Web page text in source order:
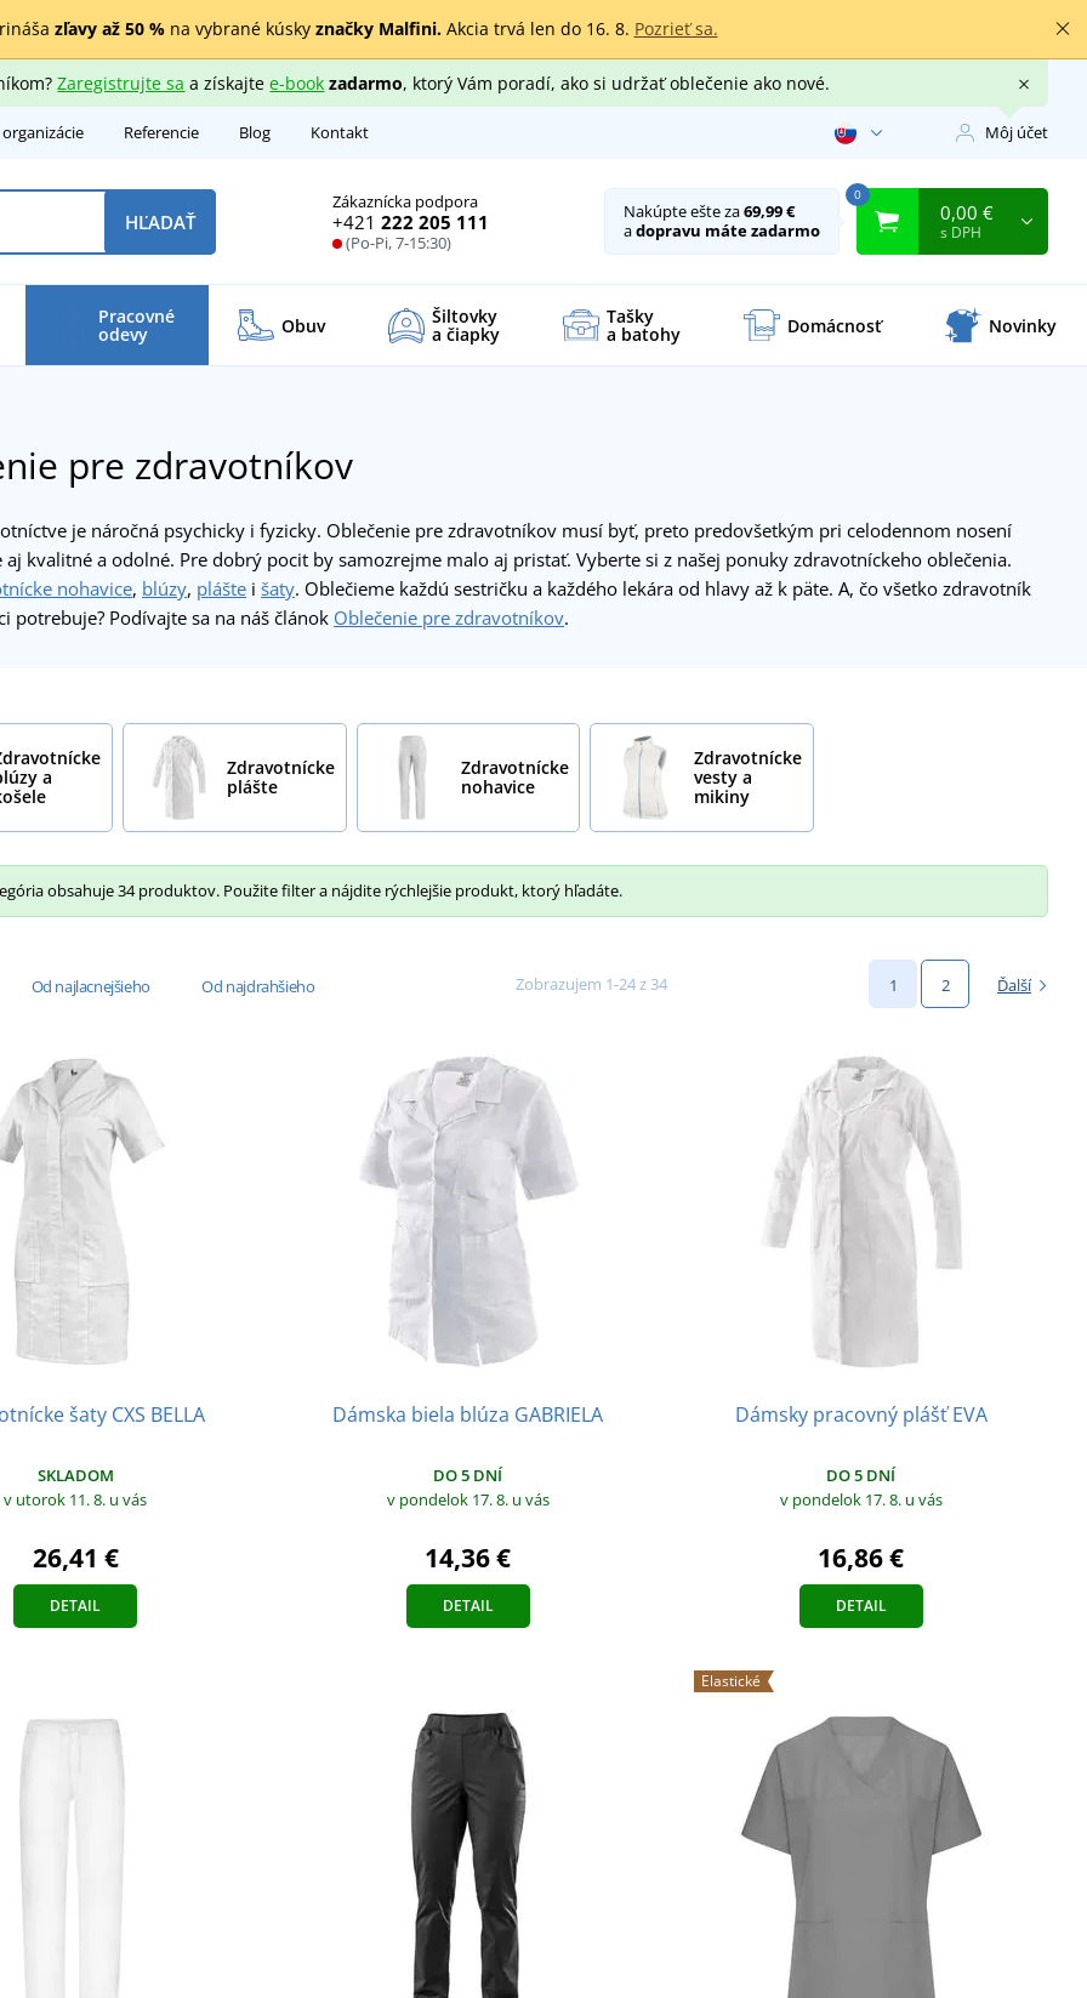
zľavy až 50 %na vybrané kúsky značky Malfini.Akcia trvá len do 16. 8. Pozrieť sa.
Zaregistrujte sa a získajtee-book zadarmo, ktorý Vám poradí, ako si udržať oblečenie ako nové.
Referencie Blog Kontakt Môj účet
Zákaznícka podpora
+421 222 205 111
(Po-Pi, 7-15:30)
HĽADAŤ Nakúpte ešte za69,99 €
adopravu máte zadarmo
0
0,00 €
s DPH
Pracovné
odevy Obuv Šiltovky
a čiapky
Tašky
a batohy Domácnosť Novinky
pre zdravotníkov
je náročná psychicky i fyzicky. Oblečenie pre zdravotníkov musí byť, preto predovšetkým pri celodennom nosení
aj kvalitné a odolné. Pre dobrý pocit by samozrejme malo aj pristať. Vyberte si z našej ponuky zdravotníckeho oblečenia.
nohavice, blúzy, plášte i šaty. Oblečieme každú sestričku a každého lekára od hlavy až k päte. A, čo všetko zdravotník
potrebuje? Podívajte sa na náš článok Oblečenie pre zdravotníkov.
a
Zdravotnícke
plášte
Zdravotnícke
nohavice
Zdravotnícke
vesty a
mikiny
obsahuje 34 produktov. Použite filter a nájdite rýchlejšie produkt, ktorý hľadáte.
Od najlacnejšieho Od najdrahšieho Zobrazujem 1-24 z 34 1 2 Ďalší
šaty CXS BELLA
SKLADOM
v utorok 11. 8. u vás
26,41 €
DETAIL
Dámska biela blúza GABRIELA
DO 5 DNÍ
v pondelok 17. 8. u vás
14,36 €
DETAIL
Dámsky pracovný plášť EVA
DO 5 DNÍ
v pondelok 17. 8. u vás
16,86 €
DETAIL
Elastické